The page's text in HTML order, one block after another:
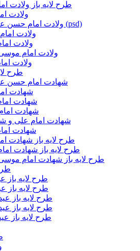
طرح لایه باز ولادت
ولادت
ولادت امام حسن عسکری (psd)
ولادت
ولادت
ولادت امام
ولادت
طرح
شهادت امام حسن
شهادت
شهادت
شهادت
شهادت امام علی و
شهادت
طرح لایه باز شهادت
طرح لایه باز شهادت
طرح لایه باز شهادت امام
طرح لایه باز
طرح لایه باز
طرح لایه باز
طرح لایه باز
طرح لایه باز